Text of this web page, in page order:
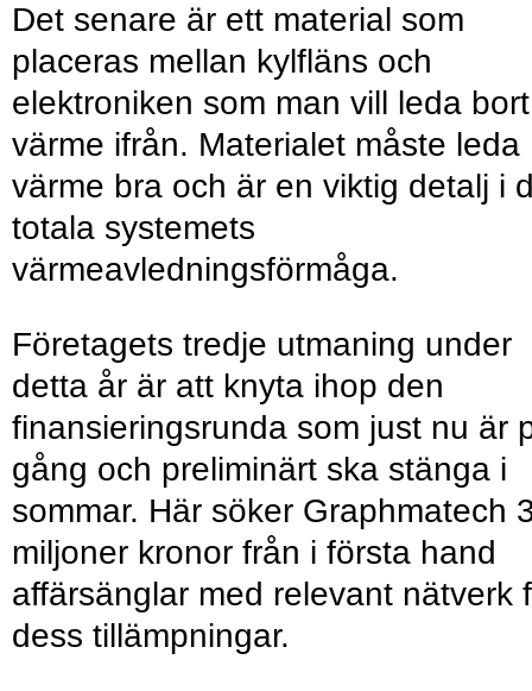
Det senare är ett material som
placeras mellan kylfläns och
elektroniken som man vill leda bort
värme ifrån. Materialet måste leda
värme bra och är en viktig detalj i
totala systemets
värmeavledningsförmåga.
Företagets tredje utmaning under
detta år är att knyta ihop den
finansieringsrunda som just nu är
gång och preliminärt ska stänga i
sommar. Här söker Graphmatech
miljoner kronor från i första hand
affärsänglar med relevant nätverk
dess tillämpningar.